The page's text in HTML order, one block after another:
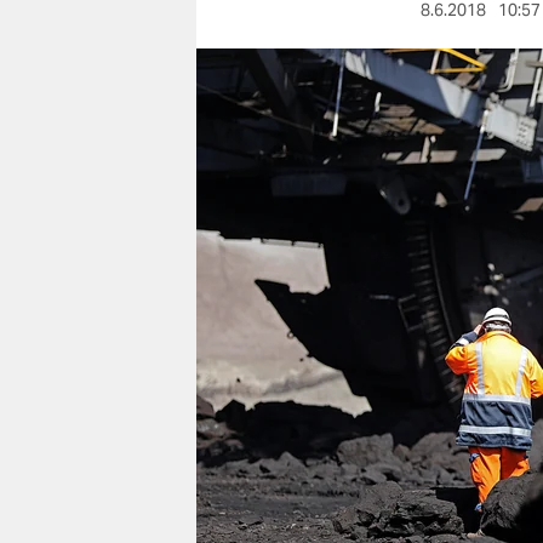
nord
wahrheit
verlag
veranstaltungen
fragen & hilfe
unterstützen
abo
genossenschaft
8.6.2018